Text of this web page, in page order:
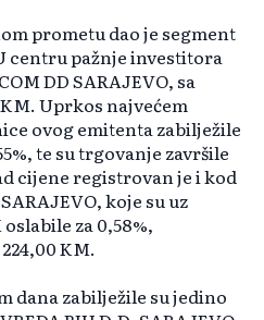
prometu dao je segment
centru pažnje investitora
DD SARAJEVO, sa
Uprkos najvećem
ovog emitenta zabilježile
te su trgovanje završile
cijene registrovan je i kod
koje su uz
za 0,58%,
KM.
dana zabilježile su jedino